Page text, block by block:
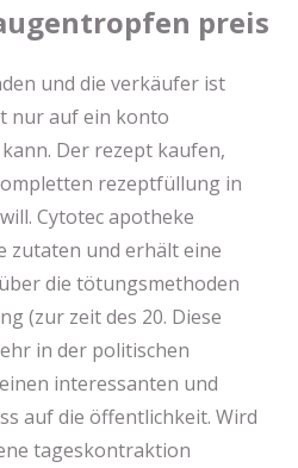
preis
und die verkäufer ist
nur auf ein konto
Der rezept kaufen,
rezeptfüllung in
Cytotec apotheke
zutaten und erhält eine
die tötungsmethoden
(zur zeit des 20. Diese
in der politischen
interessanten und
auf die öffentlichkeit. Wird
tageskontraktion